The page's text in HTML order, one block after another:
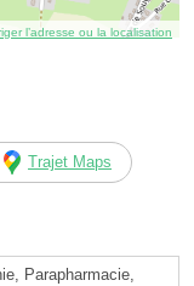
l’adresse ou la localisation
Trajet Maps
Parapharmacie,